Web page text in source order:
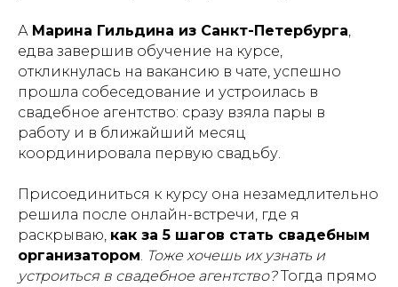
А Марина Гильдина из Санкт-Петербурга,
едва завершив обучение на курсе,
откликнулась на вакансию в чате, успешно
прошла собеседование и устроилась в
свадебное агентство: сразу взяла пары в
работу и в ближайший месяц
координировала первую свадьбу.
Присоединиться к курсу она незамедлительно
решила после онлайн-встречи, где я
раскрываю, как за 5 шагов стать свадебным
организатором. Тоже хочешь их узнать и
устроиться в свадебное агентство?Тогда прямо